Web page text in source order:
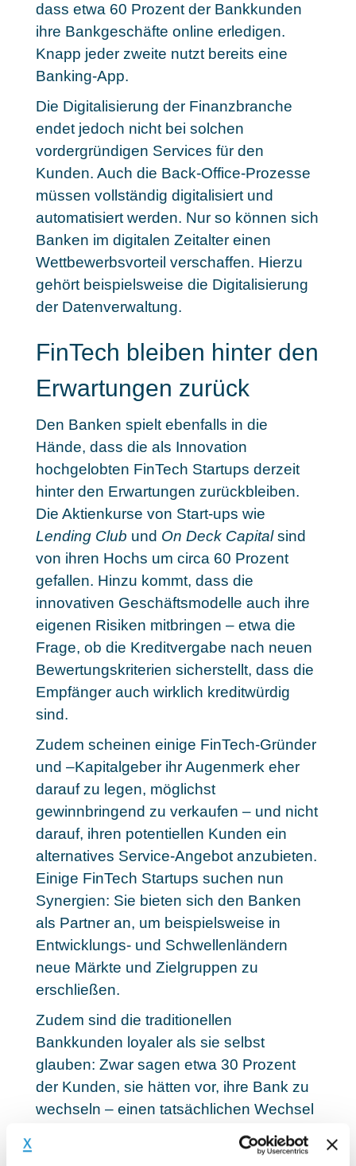
dass etwa 60 Prozent der Bankkunden
ihre Bankgeschäfte online erledigen.
Knapp jeder zweite nutzt bereits eine
Banking-App.
Die Digitalisierung der Finanzbranche
endet jedoch nicht bei solchen
vordergründigen Services für den
Kunden. Auch die Back-Office-Prozesse
müssen vollständig digitalisiert und
automatisiert werden. Nur so können sich
Banken im digitalen Zeitalter einen
Wettbewerbsvorteil verschaffen. Hierzu
gehört beispielsweise die Digitalisierung
der Datenverwaltung.
FinTech bleiben hinter den
Erwartungen zurück
Den Banken spielt ebenfalls in die
Hände, dass die als Innovation
hochgelobten FinTech Startups derzeit
hinter den Erwartungen zurückbleiben.
Die Aktienkurse von Start-ups wie
Lending Club und On Deck Capitalsind
von ihren Hochs um circa 60 Prozent
gefallen. Hinzu kommt, dass die
innovativen Geschäftsmodelle auch ihre
eigenen Risiken mitbringen – etwa die
Frage, ob die Kreditvergabe nach neuen
Bewertungskriterien sicherstellt, dass die
Empfänger auch wirklich kreditwürdig
sind.
Zudem scheinen einige FinTech-Gründer
und –Kapitalgeber ihr Augenmerk eher
darauf zu legen, möglichst
gewinnbringend zu verkaufen – und nicht
darauf, ihren potentiellen Kunden ein
alternatives Service-Angebot anzubieten.
Einige FinTech Startups suchen nun
Synergien: Sie bieten sich den Banken
als Partner an, um beispielsweise in
Entwicklungs- und Schwellenländern
neue Märkte und Zielgruppen zu
erschließen.
Zudem sind die traditionellen
Bankkunden loyaler als sie selbst
glauben: Zwar sagen etwa 30 Prozent
der Kunden, sie hätten vor, ihre Bank zu
wechseln – einen tatsächlichen Wechsel
des Finanzinstituts nehmen aber nur ein
bis zwei Prozent vor. Die Banken müssen